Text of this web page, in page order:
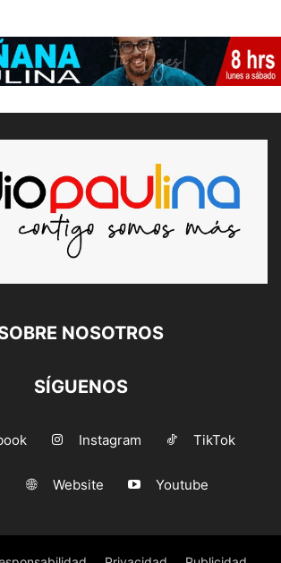
NOSOTROS
SÍGUENOS
Instagram TikTok
Website Youtube